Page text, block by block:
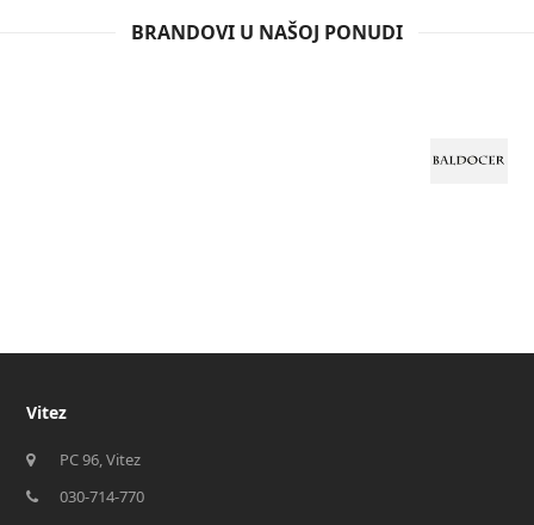
BRANDOVI U NAŠOJ PONUDI
Vitez
PC 96, Vitez
030-714-770